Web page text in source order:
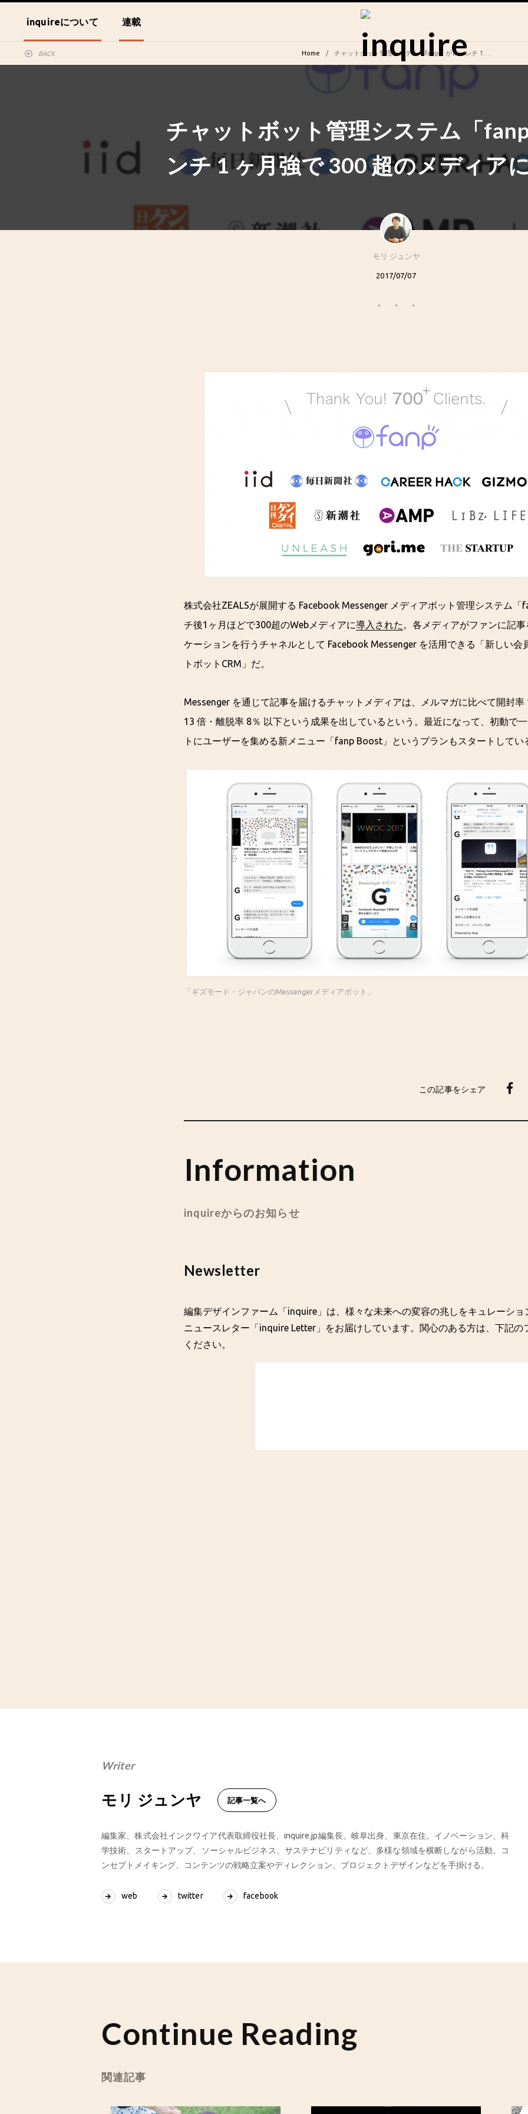
inquireについて 連載
BACK Home チャットボット管理システム「fanp」がローンチ 1 ヶ月強で 300 超のメディアに導入
チャットボット管理システム「
ンチ 1 ヶ月強で 300 超のメディア
モリ ジュンヤ
2017/07/07
株式会社ZEALSが展開する Facebook Messenger メディアボット管理システム「
チ後1ヶ月ほどで300超のWebメディアに導入された 。各メディアがファンに記
ケーションを行うチャネルとして Facebook Messenger を活用できる「新しい会
トボットCRM」だ。
Messenger を通じて記事を届けるチャットメディアは、メルマガに比べて開封率
13 倍・離脱率 8％ 以下という成果を出しているという。最近になって、初動で
トにユーザーを集める新メニュー「fanp Boost」というプランもスタートしてい
「ギズモード・ジャパンのMessengerメディアボット」
この記事をシェア
Information
inquireからのお知らせ
Newsletter
編集デザインファーム「inquire」は、様々な未来への変容の兆しをキュレーショ
ニュースレター「inquire Letter」をお届けしています。関心のある方は、下記の
ください。
Writer
モリ ジュンヤ 記事一覧へ
編集家、株式会社インクワイア代表取締役社長、inquire.jp編集長。岐阜出身、東京在住。イノベーション、科
学技術、スタートアップ、ソーシャルビジネス、サステナビリティなど、多様な領域を横断しながら活動。コ
ンセプトメイキング、コンテンツの戦略立案やディレクション、プロジェクトデザインなどを手掛ける。
web twitter facebook
Continue Reading
関連記事